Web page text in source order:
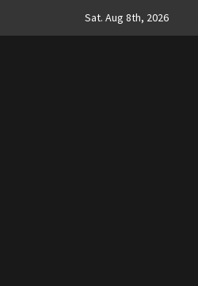
Sat. Aug 8th, 2026